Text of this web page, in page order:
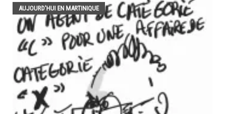
AUJOURD'HUI EN MARTINIQUE